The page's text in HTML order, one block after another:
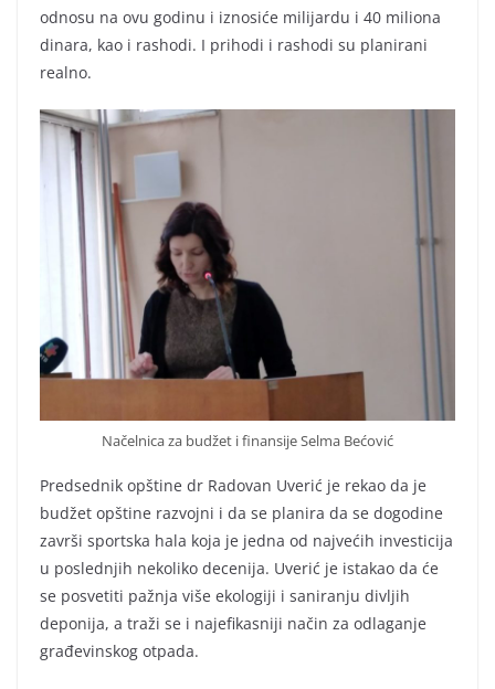
odnosu na ovu godinu i iznosiće milijardu i 40 miliona
dinara, kao i rashodi. I prihodi i rashodi su planirani
realno.
Načelnica za budžet i finansije Selma Bećović
Predsednik opštine dr Radovan Uverić je rekao da je
budžet opštine razvojni i da se planira da se dogodine
završi sportska hala koja je jedna od najvećih investicija
u poslednjih nekoliko decenija. Uverić je istakao da će
se posvetiti pažnja više ekologiji i saniranju divljih
deponija, a traži se i najefikasniji način za odlaganje
građevinskog otpada.